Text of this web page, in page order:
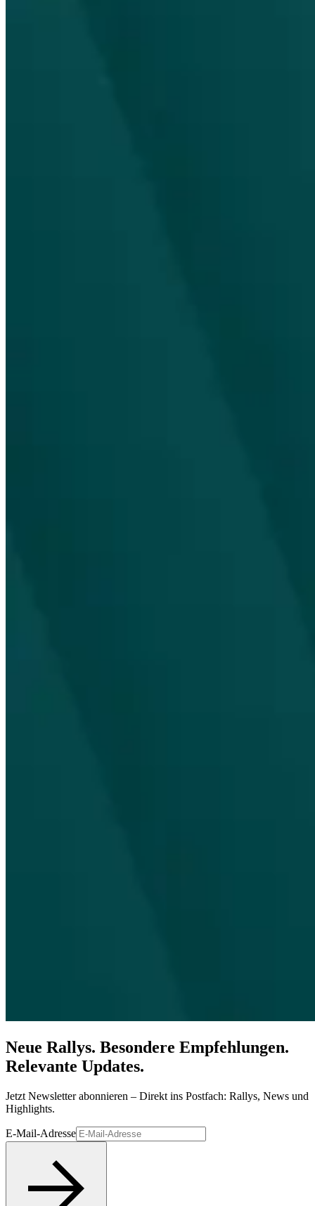
Neue Rallys. Besondere Empfehlungen.
Relevante Updates.
Jetzt Newsletter abonnieren – Direkt ins Postfach: Rallys, News und
Highlights.
E-Mail-Adresse